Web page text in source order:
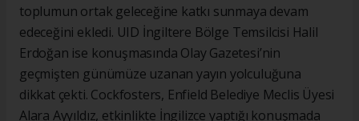
toplumun ortak geleceğine katkı sunmaya devam
edeceğini ekledi. UID İngiltere Bölge Temsilcisi Halil
Erdoğan ise konuşmasında Olay Gazetesi’nin
geçmişten günümüze uzanan yayın yolculuğuna
dikkat çekti. Cockfosters, Enfield Belediye Meclis Üyesi
Alara Ayyıldız, etkinlikte İngilizce yaptığı konuşmada